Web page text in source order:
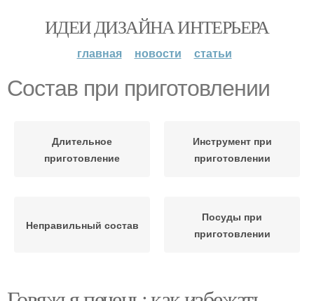
ИДЕИ ДИЗАЙНА ИНТЕРЬЕРА
главная новости статьи
Состав при приготовлении
Длительное
приготовление
Инструмент при
приготовлении
Неправильный состав
Посуды при
приготовлении